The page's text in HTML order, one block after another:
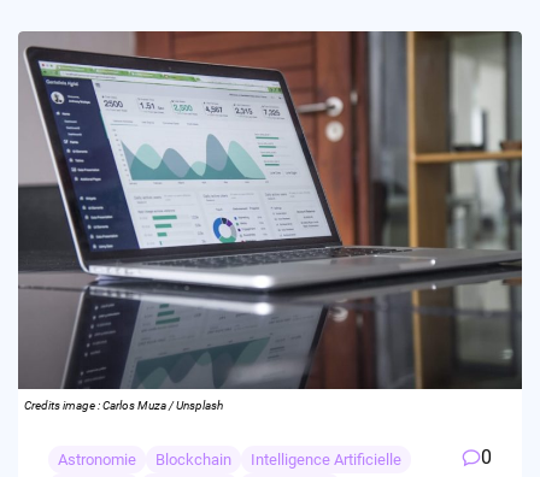
Credits image : Carlos Muza / Unsplash
Astronomie Blockchain
Intelligence Artificielle
0